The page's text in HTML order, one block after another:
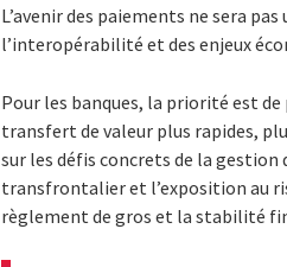
L’avenir des paiements ne sera
l’interopérabilité et des enjeux
Pour les banques, la priorité est
transfert de valeur plus rapides,
sur les défis concrets de la
transfrontalier et l’exposition au
règlement de gros et la stabilité